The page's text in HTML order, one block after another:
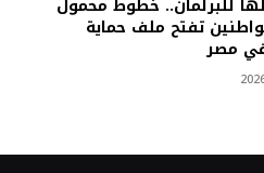
للبرلمان.. خطوط محمول
تفتح ملف حماية
في مصر